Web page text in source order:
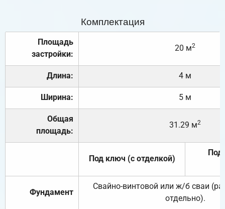
Комплектация
Площадь
застройки:
20 м2
Длина: 4 м
Ширина: 5 м
Общая
площадь:
31.29 м2
Под ключ (с отделкой)
Под
Фундамент
Свайно-винтовой или ж/б сваи
отдельно).